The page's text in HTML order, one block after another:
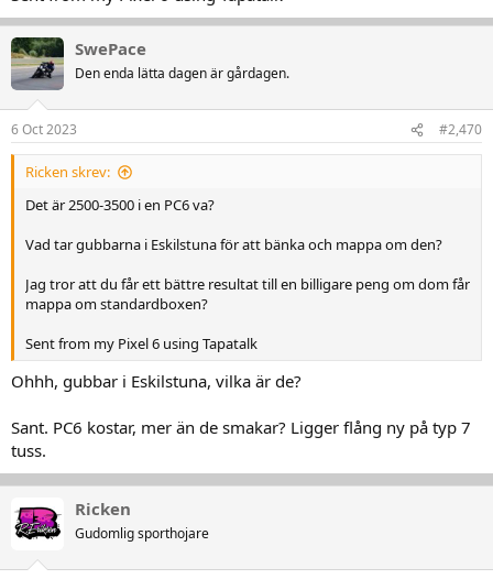
SwePace
Den enda lätta dagen är gårdagen.
6 Oct 2023 #2,470
Ricken skrev:
Det är 2500-3500 i en PC6 va?
Vad tar gubbarna i Eskilstuna för att bänka och mappa om den?
Jag tror att du får ett bättre resultat till en billigare peng om dom får
mappa om standardboxen?
Sent from my Pixel 6 using Tapatalk
Ohhh, gubbar i Eskilstuna, vilka är de?
Sant. PC6 kostar, mer än de smakar? Ligger flång ny på typ 7
tuss.
Ricken
Gudomlig sporthojare